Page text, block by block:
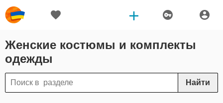
Женские костюмы и комплекты
одежды
Найти